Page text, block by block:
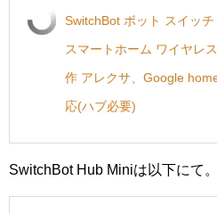
SwitchBot ボット スイッ
スマートホーム ワイヤレ
作 アレクサ、Google
応(ハブ必要)
SwitchBot Hub Miniは以下にて。